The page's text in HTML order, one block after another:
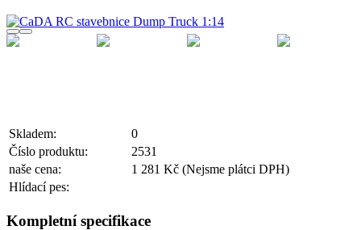
Skladem:
0
Číslo produktu:
2531
naše cena:
1 281 Kč (Nejsme plátci DPH)
Hlídací pes:
Kompletní specifikace